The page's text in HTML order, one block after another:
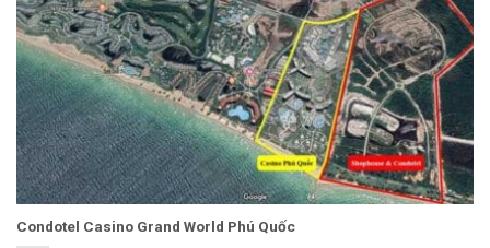
Condotel Casino Grand World Phú Quốc